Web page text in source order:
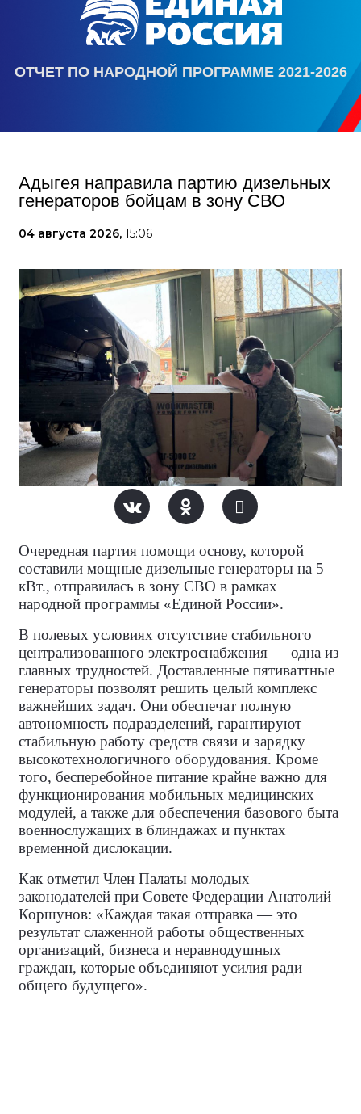
ОТЧЕТ ПО НАРОДНОЙ ПРОГРАММЕ 2021-2026
Адыгея направила партию дизельных
генераторов бойцам в зону СВО
04 августа 2026, 15:06
Очередная партия помощи основу, которой
составили мощные дизельные генераторы на 5
кВт., отправилась в зону СВО в рамках
народной программы «Единой России».
В полевых условиях отсутствие стабильного
централизованного электроснабжения — одна из
главных трудностей. Доставленные пятиваттные
генераторы позволят решить целый комплекс
важнейших задач. Они обеспечат полную
автономность подразделений, гарантируют
стабильную работу средств связи и зарядку
высокотехнологичного оборудования. Кроме
того, бесперебойное питание крайне важно для
функционирования мобильных медицинских
модулей, а также для обеспечения базового быта
военнослужащих в блиндажах и пунктах
временной дислокации.
Как отметил Член Палаты молодых
законодателей при Совете Федерации Анатолий
Коршунов: «Каждая такая отправка — это
результат слаженной работы общественных
организаций, бизнеса и неравнодушных
граждан, которые объединяют усилия ради
общего будущего».